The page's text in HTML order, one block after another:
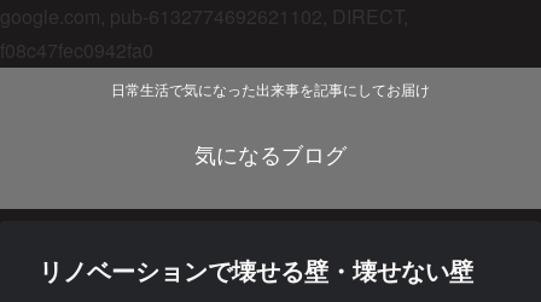
google.com, pub-6132774692621102, DIRECT,
f08c47fec0942fa0
日常生活で気になった出来事を記事にしてお届け
気になるブログ
リノベーションで壊せる壁・壊せない壁